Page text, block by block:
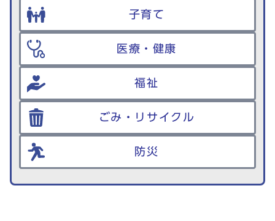
子育て
医療・健康
福祉
ごみ・リサイクル
防災